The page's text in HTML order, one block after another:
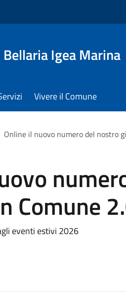
Bellaria Igea Marina
Vivere il Comune
Online il nuovo numero del nostro
Comune
eventi estivi 2026